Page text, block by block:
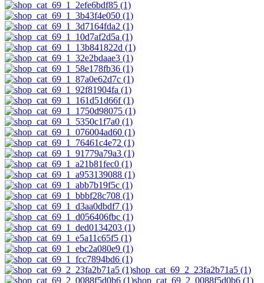
shop_cat_69_2_23fa2b71a5 (1)
shop_cat_69_2_0088f5d0b6 (1)